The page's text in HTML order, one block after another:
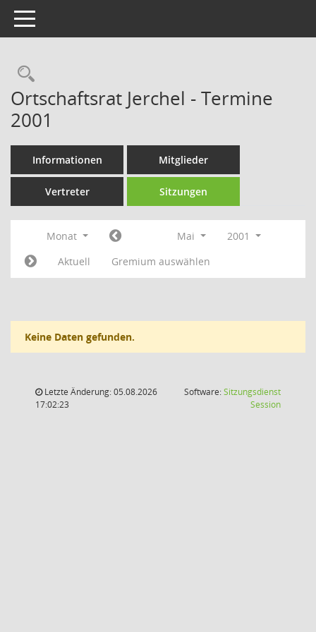
Toggle navigation
Rechercheauswahl
Ortschaftsrat Jerchel - Termine
2001
Informationen Mitglieder
Vertreter Sitzungen
Monat Mai
2001
Aktuell
Gremium auswählen
Keine Daten gefunden.
Letzte Änderung: 05.08.2026
17:02:23
Software:Sitzungsdienst
Session(Wird in